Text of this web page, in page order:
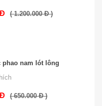
( 1.200.000 Đ )
phao nam lót lông
( 650.000 Đ )